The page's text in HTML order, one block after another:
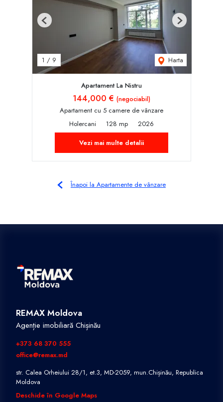
1 / 9 Harta
Previous Next
Apartament La Nistru
144,000 € (negociabil)
Apartament cu 5 camere de vânzare
Holercani
128 mp
2026
Vezi mai multe detalii
Înapoi la Apartamente de vânzare
REMAX Moldova
Agenție imobiliară Chișinău
+373 68 370 555
office@remax.md
str. Calea Orheiului 28/1, et.3, MD-2059, mun.Chișinău, Republica
Moldova
Deschide în Google Maps